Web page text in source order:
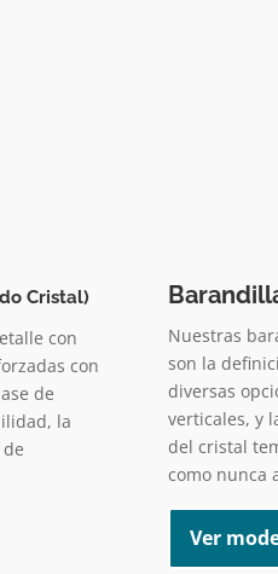
Cristal)
con
con
de
la
Nuestras
son la
diversas
verticales, y
del cristal
como nunca
Ver